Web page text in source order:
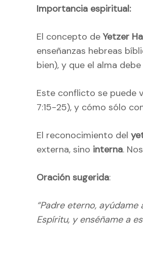
Importancia espiritual:
El concepto de Yetzer
enseñanzas hebreas
bien), y que el alma
Este conflicto se puede
7:15-25), y cómo sólo
El reconocimiento del
externa, sino interna.
Oración sugerida:
“Padre eterno,
Espíritu, y enséñame a